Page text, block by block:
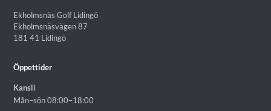
Ekholmsnäs Golf Lidingö
Ekholmsnäsvägen 87
181 41 Lidingö
Öppettider
Kansli
Mån–sön 08:00–18:00